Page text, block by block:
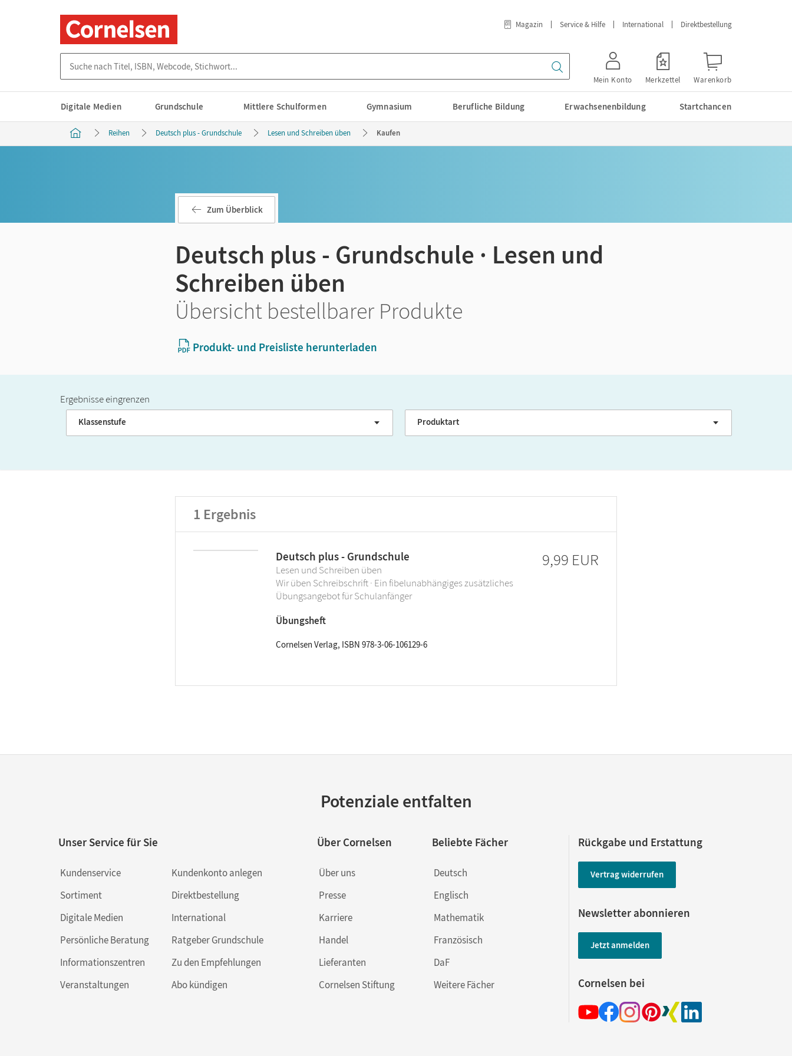
Magazin Service & Hilfe International Direktbestellung
Mein Konto Merkzettel Warenkorb
Digitale Medien Grundschule Mittlere Schulformen Gymnasium Berufliche Bildung Erwachsenenbildung Startchancen
Reihen Deutsch plus - Grundschule Lesen und Schreiben üben Kaufen
Zum Überblick
Deutsch plus - Grundschule · Lesen und
Schreiben üben
Übersicht bestellbarer Produkte
Produkt- und Preisliste herunterladen
Ergebnisse eingrenzen
Band
Klassenstufe GER-Niveau
Produktart
1 Ergebnis
Deutsch plus - Grundschule
Lesen und Schreiben üben
Wir üben Schreibschrift · Ein fibelunabhängiges zusätzliches
Übungsangebot für Schulanfänger
Übungsheft
Cornelsen Verlag, ISBN 978-3-06-106129-6
9,99 EUR
Potenziale entfalten
Unser Service für Sie
Kundenservice
Sortiment
Digitale Medien
Persönliche Beratung
Informationszentren
Veranstaltungen
Kundenkonto anlegen
Direktbestellung
International
Ratgeber Grundschule
Zu den Empfehlungen
Abo kündigen
Über Cornelsen
Über uns
Presse
Karriere
Handel
Lieferanten
Cornelsen Stiftung
Beliebte Fächer
Deutsch
Englisch
Mathematik
Französisch
DaF
Weitere Fächer
Rückgabe und Erstattung
Vertrag widerrufen
Newsletter abonnieren
Jetzt anmelden
Cornelsen bei